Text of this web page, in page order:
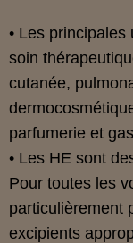
• Les
soin
cutanée,
parfumerie et
• Les HE sont
Pour toutes les
particulièrement
excipients